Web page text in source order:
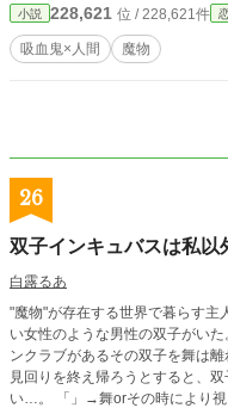
小説 228,621 位 / 228,621件
吸血鬼×人間 魔物
26
双子インキュバスは私以
白露るあ
"魔物"が存在する世界で暮らす主
い女性のような男性の双子がい
ンクラブがあるその双子を舞は
見回りを終え帰ろうとすると、
い…。 「」→舞orその時に